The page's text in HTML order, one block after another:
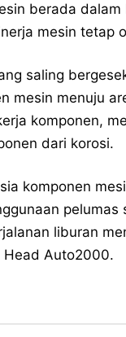
berada
mesin tetap
saling
mesin menuju
komponen,
dari korosi.
komponen
pelumas
liburan
Head Auto2000.